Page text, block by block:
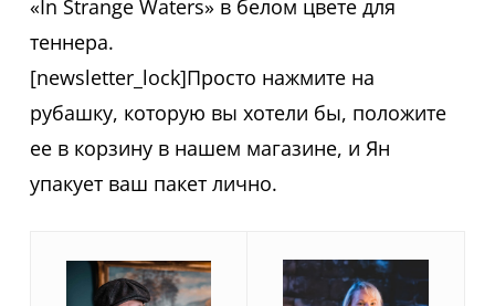
«In Strange Waters» в белом цвете для
теннера.
[newsletter_lock]Просто нажмите на
рубашку, которую вы хотели бы, положите
ее в корзину в нашем магазине, и Ян
упакует ваш пакет лично.